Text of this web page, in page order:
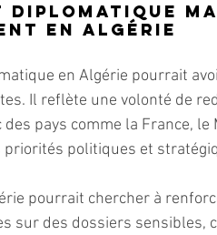
en Algérie
en Algérie pourrait
Il reflète une volonté de
pays comme la France,
politiques et
pourrait chercher à
sur des dossiers sensibles,